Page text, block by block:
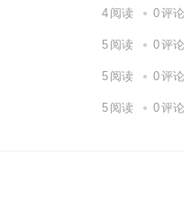
4 阅读 0评论
5 阅读 0评论
5 阅读 0评论
5 阅读 0评论